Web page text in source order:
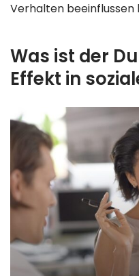
Verhalten beeinflussen
Was ist der
Effekt in